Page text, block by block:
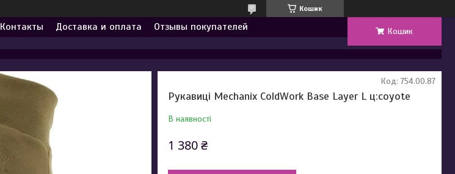
Кошик
Контакты Доставка и оплата Отзывы покупателей Кошик
Рукавиці Mechanix ColdWork Base Layer L ц:coyote
В наявності
Код:754.00.87
1 380 ₴